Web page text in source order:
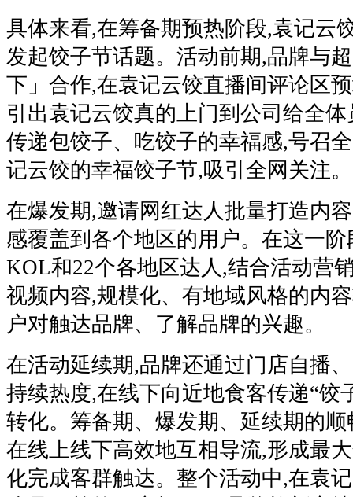
具体来看,在筹备期预热阶段,袁记云
发起饺子节话题。活动前期,品牌与
下」合作,在袁记云饺直播间评论区
引出袁记云饺真的上门到公司给全
传递包饺子、吃饺子的幸福感,号召
记云饺的幸福饺子节,吸引全网关注。
在爆发期,邀请网红达人批量打造内
感覆盖到各个地区的用户。在这一
KOL和22个各地区达人,结合活动营
视频内容,规模化、有地域风格的内
户对触达品牌、了解品牌的兴趣。
在活动延续期,品牌还通过门店自播
持续热度,在线下向近地食客传递“饺
转化。筹备期、爆发期、延续期的
在线上线下高效地互相导流,形成最
化完成客群触达。整个活动中,在袁